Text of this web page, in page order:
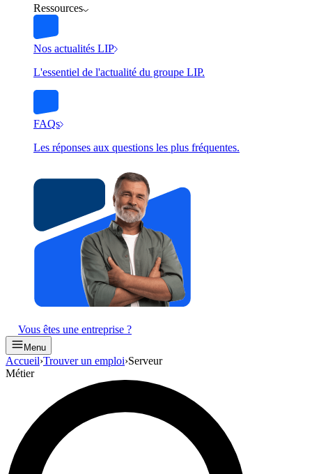
Ressources
Nos actualités LIP
L'essentiel de l'actualité du groupe LIP.
FAQs
Les réponses aux questions les plus fréquentes.
Vous êtes une entreprise ?
Menu
Accueil›Trouver un emploi›Serveur
Métier